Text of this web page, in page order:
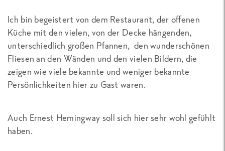
Ich bin begeistert von dem Restaurant, der offenen
Küche mit den vielen, von der Decke hängenden,
unterschiedlich großen Pfannen, den wunderschönen
Fliesen an den Wänden und den vielen Bildern, die
zeigen wie viele bekannte und weniger bekannte
Persönlichkeiten hier zu Gast waren.
Auch Ernest Hemingway soll sich hier sehr wohl gefühlt
haben.